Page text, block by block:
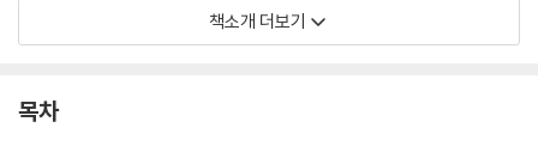
료한 경험을 바탕으로 아이에게 각 감각이 어떤 역할을 하는지 분석한 자
료를 이 책에 담았다. 또한 감각별로 아이의 발달 상황을 점검할 수 있는 사
있는 96가지 놀이 방법을 소개한다. 휴지심, 이불, 의자, 쌀 등 집에 있는
책소개 더보기
목차